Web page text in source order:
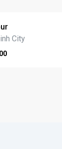
City